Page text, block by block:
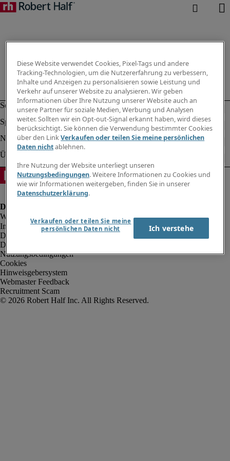
Impressum
Datenschutz
Datenschutz Arbeitnehmer/Zeitarbeitskräfte
Nutzungsbedingungen
Cookies
Hinweisgebersystem
Webmaster Feedback
Recruitment Scam
Diese Website verwendet Cookies, Pixel-Tags und andere
Tracking-Technologien, um die Nutzererfahrung zu verbessern,
Inhalte und Anzeigen zu personalisieren sowie Leistung und
Verkehr auf unserer Website zu analysieren. Wir geben
Informationen über Ihre Nutzung unserer Website auch an
unsere Partner für soziale Medien, Werbung und Analysen
weiter. Sollten wir ein Opt-out-Signal erkannt haben, wird dieses
berücksichtigt. Sie können die Verwendung bestimmter Cookies
über den LinkVerkaufen oder teilen Sie meine persönlichen
Daten nichtablehnen.
Ihre Nutzung der Website unterliegt unseren
Nutzungsbedingungen. Weitere Informationen zu Cookies und
wie wir Informationen weitergeben, finden Sie in unserer
Datenschutzerklärung.
Verkaufen oder teilen Sie meine
persönlichen Daten nicht
Ich verstehe